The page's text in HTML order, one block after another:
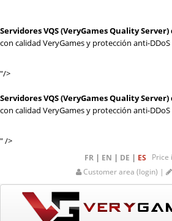
Servidores VQS (VeryGames Quality
con calidad VeryGames y protección anti-
"/>
Servidores VQS (VeryGames Quality
con calidad VeryGames y protección anti-
" />
FR | EN | DE | ES Price
Customer area (login) |